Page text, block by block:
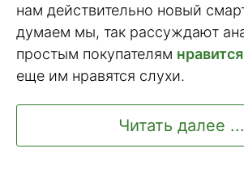
нам действительно новый
думаем мы, так рассуждают
простым покупателям
еще им нравятся слухи.
Читать далее ...